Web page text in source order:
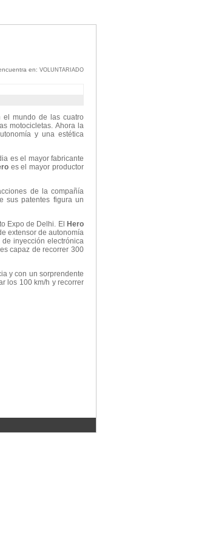
en: VOLUNTARIADO
el mundo de las cuatro
motocicletas. Ahora la
y una estética
es el mayor fabricante
es el mayor productor
de la compañía
sus patentes figura un
Expo de Delhi. El Hero
extensor de autonomía
inyección electrónica
capaz de recorrer 300
y con un sorprendente
los 100 km/h y recorrer